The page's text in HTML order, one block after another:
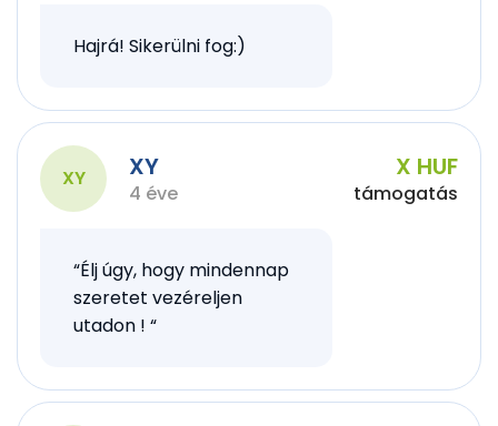
Hajrá! Sikerülni fog:)
XY XY
4 éve
X HUF
támogatás
“Élj úgy, hogy mindennap
szeretet vezéreljen
utadon ! “